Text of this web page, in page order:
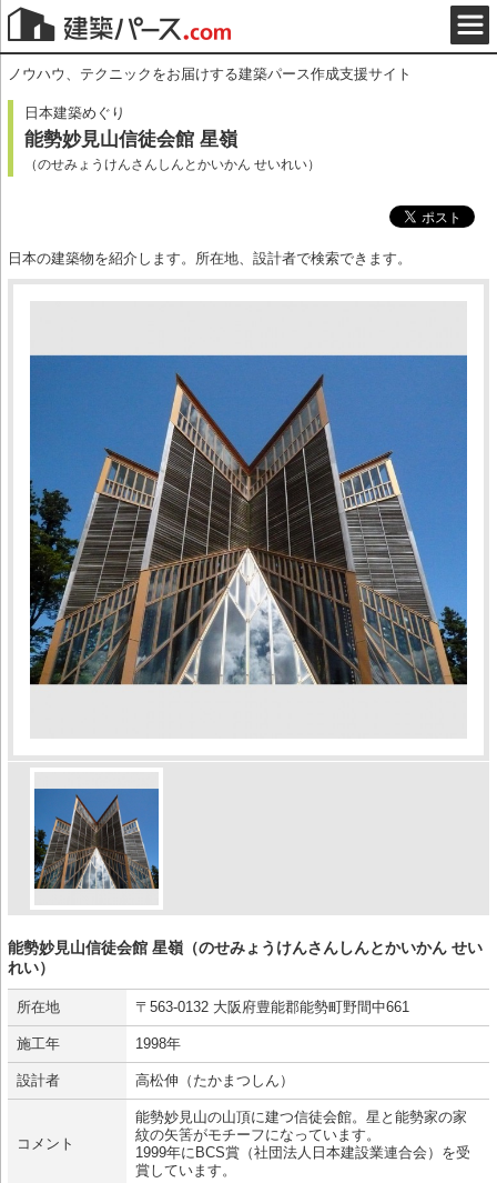
ノウハウ、テクニックをお届けする建築パース作成支援サイト
日本建築めぐり
能勢妙見山信徒会館 星嶺
（のせみょうけんさんしんとかいかん せいれい）
日本の建築物を紹介します。所在地、設計者で検索できます。
能勢妙見山信徒会館 星嶺（のせみょうけんさんしんとかいかん せい
れい）
所在地 〒563-0132 大阪府豊能郡能勢町野間中661
施工年 1998年
設計者 高松伸（たかまつしん）
コメント
能勢妙見山の山頂に建つ信徒会館。星と能勢家の家
紋の矢筈がモチーフになっています。
1999年にBCS賞（社団法人日本建設業連合会）を受
賞しています。